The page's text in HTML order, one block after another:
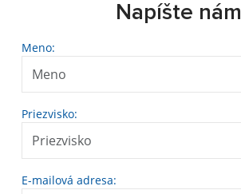
Napíšte nám
Meno:
Priezvisko:
E-mailová adresa: